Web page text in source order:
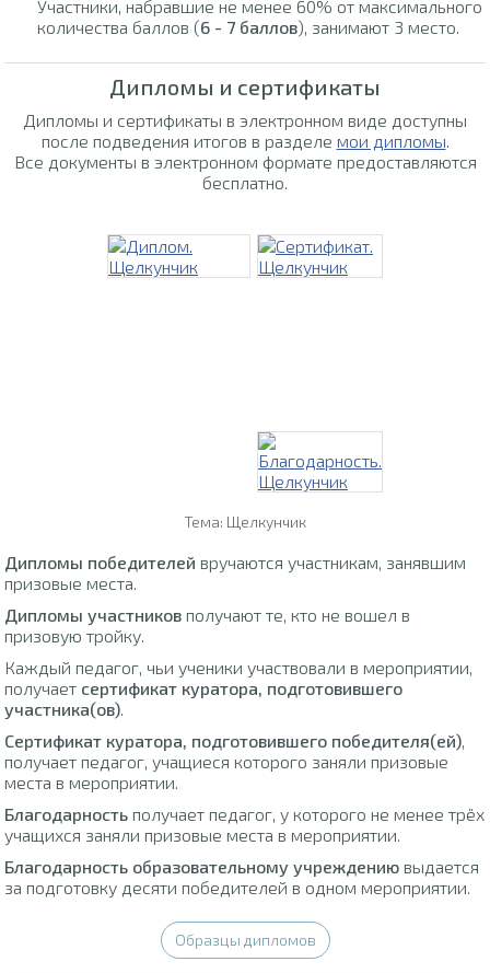
Участники, набравшие не менее 60% от максимального
количества баллов (6 - 7 баллов), занимают 3 место.
Дипломы и сертификаты
Дипломы и сертификаты в электронном виде доступны
после подведения итогов в разделе мои дипломы.
Все документы в электронном формате предоставляются
бесплатно.
Тема: Щелкунчик
Дипломы победителей вручаются участникам, занявшим
призовые места.
Дипломы участников получают те, кто не вошел в
призовую тройку.
Каждый педагог, чьи ученики участвовали в мероприятии,
получает сертификат куратора, подготовившего
участника(ов).
Сертификат куратора, подготовившего победителя(ей),
получает педагог, учащиеся которого заняли призовые
места в мероприятии.
Благодарность получает педагог, у которого не менее трёх
учащихся заняли призовые места в мероприятии.
Благодарность образовательному учреждению выдается
за подготовку десяти победителей в одном мероприятии.
Образцы дипломов